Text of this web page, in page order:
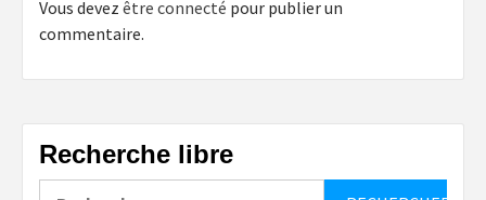
Vous devez être connecté pour publier un
commentaire.
Recherche libre